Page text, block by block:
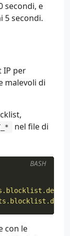
secondi, e
5 secondi.
IP per
malevoli di
nel file di
BASH
con le